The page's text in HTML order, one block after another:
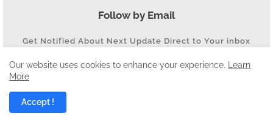
Follow by Email
Get Notified About Next Update Direct to Your inbox
* We promise that we don't spam !
Our website uses cookies to enhance your experience.
Learn
More
Accept !